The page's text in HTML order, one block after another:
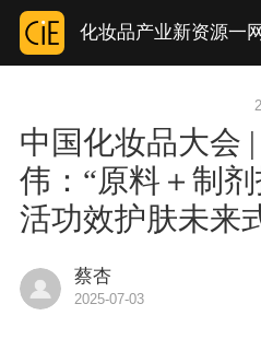
化妆品产业新资源一
中国化妆品大会
伟：“原料＋制
活功效护肤未来
蔡杏
2025-07-03